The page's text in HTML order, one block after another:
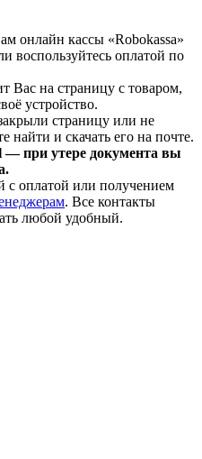
онлайн кассы «Robokassa»
воспользуйтесь оплатой по
Вас на страницу с товаром,
устройство.
страницу или не
найти и скачать его на почте.
при утере документа вы
с оплатой или получением
. Все контакты
любой удобный.